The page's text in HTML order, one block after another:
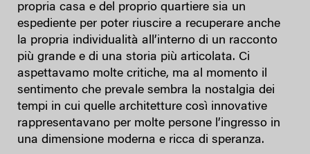
propria casa e del proprio quartiere sia un
espediente per poter riuscire a recuperare anche
la propria individualità all’interno di un racconto
più grande e di una storia più articolata. Ci
aspettavamo molte critiche, ma al momento il
sentimento che prevale sembra la nostalgia dei
tempi in cui quelle architetture così innovative
rappresentavano per molte persone l’ingresso in
una dimensione moderna e ricca di speranza.